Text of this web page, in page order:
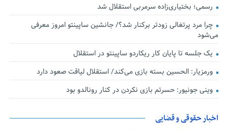
رسمی؛ بختیاری‌زاده سرمربی استقلال شد
چرا مرد پرتغالی زودتر برکنار شد؟/ جانشین ساپینتو امروز معرفی
می‌شود
یک جلسه تا پایان کار ریکاردو ساپینتو در استقلال
ورمزیار: الحسین بسته بازی می‌کند/ استقلال لیاقت صعود دارد
وینی جونیور: حسرتم بازی نکردن در کنار رونالدو بود
اخبار حقوقی و قضایی